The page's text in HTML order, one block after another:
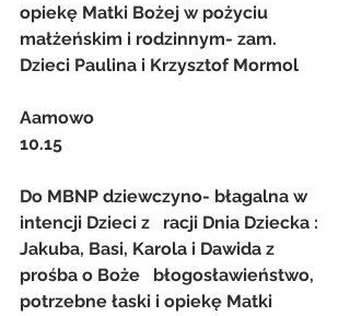
opiekę Matki Bożej w pożyciu
małżeńskim i rodzinnym- zam.
Dzieci Paulina i Krzysztof Mormol
Aamowo
10.15
Do MBNP dziewczyno- błagalna w
intencji Dzieci z   racji Dnia Dziecka :
Jakuba, Basi, Karola i Dawida z
prośba o Boże   błogosławieństwo,
potrzebne łaski i opiekę Matki